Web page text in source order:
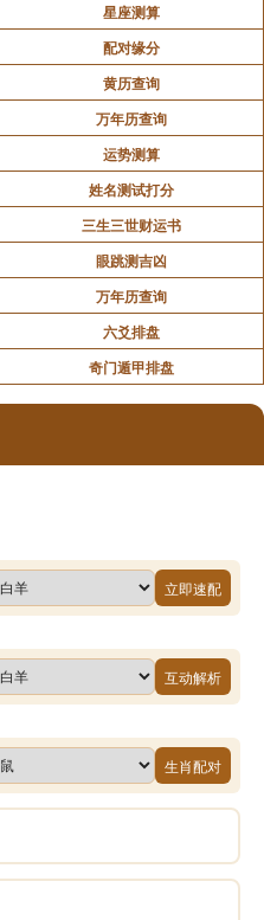
请联系我们删除！以上内容，并
轩观点。
星座测算
配对缘分
黄历查询
万年历查询
运势测算
姓名测试打分
三生三世财运书
眼跳测吉凶
万年历查询
六爻排盘
奇门遁甲排盘
立即速配
互动解析
生肖配对